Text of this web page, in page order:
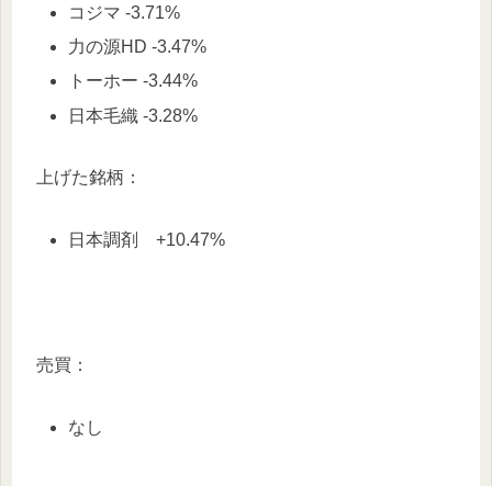
コジマ -3.71%
力の源HD -3.47%
トーホー -3.44%
日本毛織 -3.28%
上げた銘柄：
日本調剤 +10.47%
売買：
なし